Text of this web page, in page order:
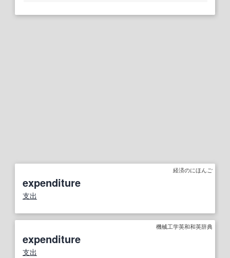
経済のにほんご
expenditure
支出
機械工学英和和英辞典
expenditure
支出